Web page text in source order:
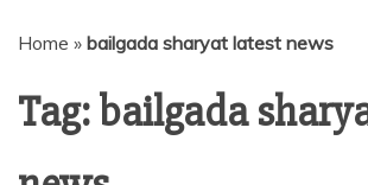
Home » bailgada sharyat latest news
Tag:bailgada